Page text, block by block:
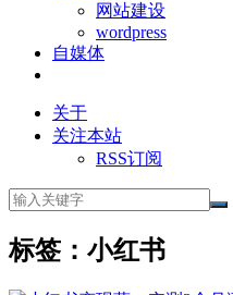
网站建设
wordpress
自媒体
关于
关注本站
RSS订阅
标签：小红书